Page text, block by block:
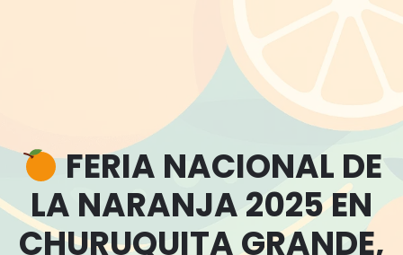
FERIA NACIONAL DE
LA NARANJA 2025 EN
CHURUQUITA GRANDE,